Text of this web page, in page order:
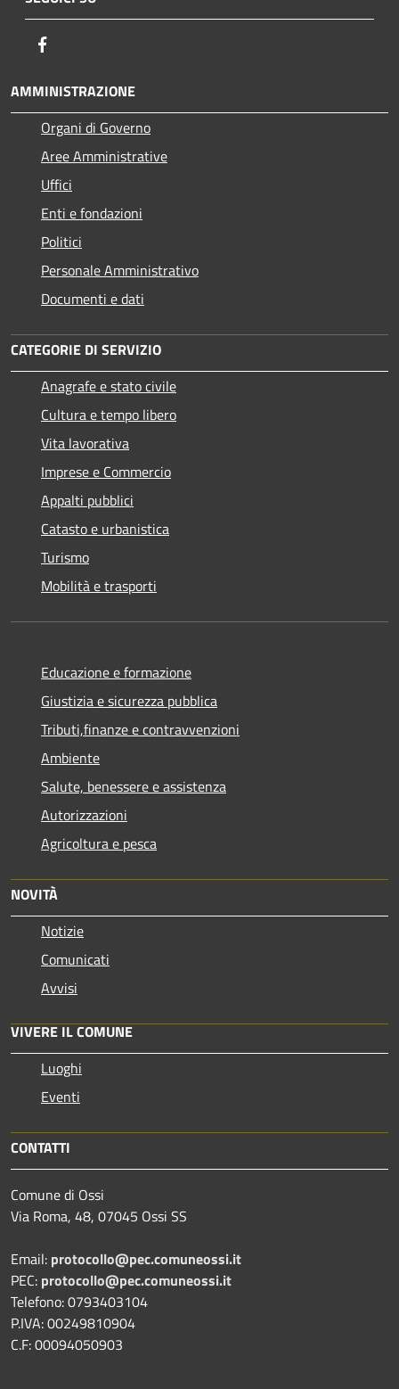
AMMINISTRAZIONE
Organi di Governo
Aree Amministrative
Uffici
Enti e fondazioni
Politici
Personale Amministrativo
Documenti e dati
CATEGORIE DI SERVIZIO
Anagrafe e stato civile
Cultura e tempo libero
Vita lavorativa
Imprese e Commercio
Appalti pubblici
Catasto e urbanistica
Turismo
Mobilità e trasporti
Educazione e formazione
Giustizia e sicurezza pubblica
Tributi,finanze e contravvenzioni
Ambiente
Salute, benessere e assistenza
Autorizzazioni
Agricoltura e pesca
NOVITÀ
Notizie
Comunicati
Avvisi
VIVERE IL COMUNE
Luoghi
Eventi
CONTATTI
Comune di Ossi
Via Roma, 48, 07045 Ossi SS
Email: protocollo@pec.comuneossi.it
PEC: protocollo@pec.comuneossi.it
Telefono: 0793403104
P.IVA: 00249810904
C.F: 00094050903